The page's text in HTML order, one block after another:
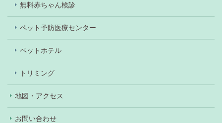
無料赤ちゃん検診
ペット予防医療センター
ペットホテル
トリミング
地図・アクセス
お問い合わせ